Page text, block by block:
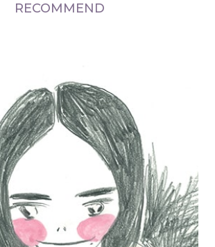
RECOMMEND